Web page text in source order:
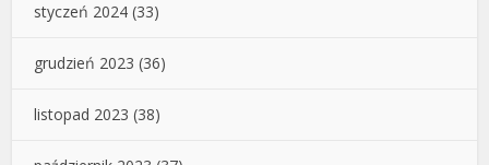
styczeń 2024 (33)
grudzień 2023 (36)
listopad 2023 (38)